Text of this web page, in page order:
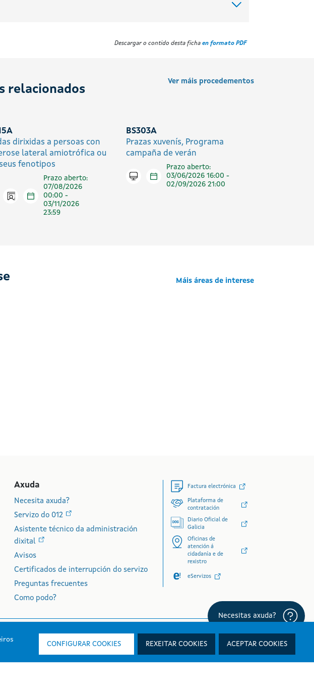
Descargar o contido desta ficha en formato PDF
relacionados
Ver máis procedementos
dirixidas a persoas con
lateral amiotrófica ou
fenotipos
en liña
Icono presencial
Prazo aberto:
07/08/2026
00:00 -
03/11/2026
23:59
BS303A
Prazas xuvenís, Programa
campaña de verán
Tramitar en liña
Prazo aberto:
03/06/2026 16:00 -
02/09/2026 21:00
Máis áreas de interese
Axuda
Necesita axuda?
Servizo do 012
Asistente técnico da administración
dixital
Avisos
Certificados de interrupción do servizo
Preguntas frecuentes
Como podo?
Factura electrónica
Plataforma de
contratación
Diario Oficial de
Galicia
Oficinas de
atención á
cidadanía e de
rexistro
eServizos
CONFIGURAR COOKIES REXEITAR COOKIES ACEPTAR COOKIES